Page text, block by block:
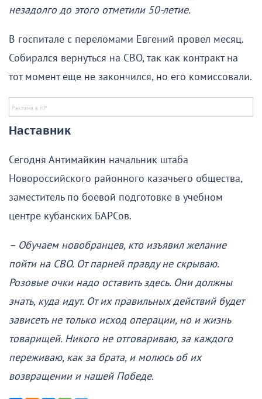
незадолго до этого отметили 50-летие.
В госпитале с переломами Евгений провел месяц.
Собирался вернуться на СВО, так как контракт на
тот момент еще не закончился, но его комиссовали.
Наставник
Сегодня Антимайкин начальник штаба
Новороссийского районного казачьего общества,
заместитель по боевой подготовке в учебном
центре кубанских БАРСов.
– Обучаем новобранцев, кто изъявил желание
пойти на СВО. От парней правду не скрываю.
Розовые очки надо оставить здесь. Они должны
знать, куда идут. От их правильных действий будет
зависеть не только исход операции, но и жизнь
товарищей. Никого не отговариваю, за каждого
переживаю, как за брата, и молюсь об их
возвращении и нашей Победе.